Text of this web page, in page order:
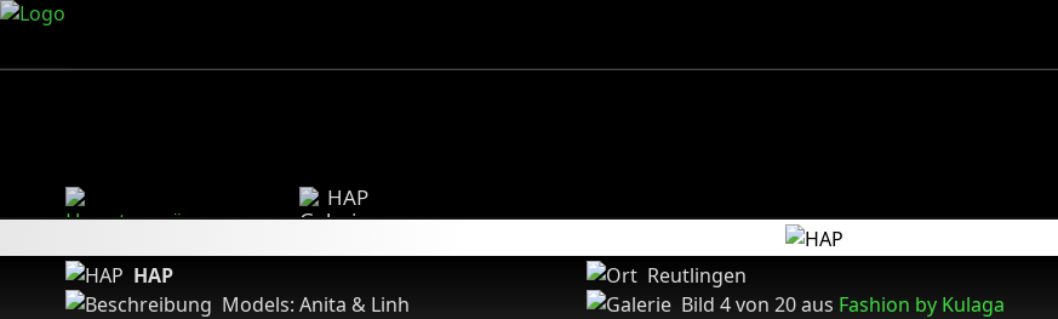
HAP
HAP
Models: Anita & Linh
Reutlingen
Bild 4 von 20 aus Fashion by Kulaga